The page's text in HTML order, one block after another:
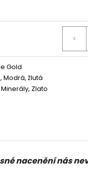
Gold
Modrá, žlutá
Zlato
nacenění nás